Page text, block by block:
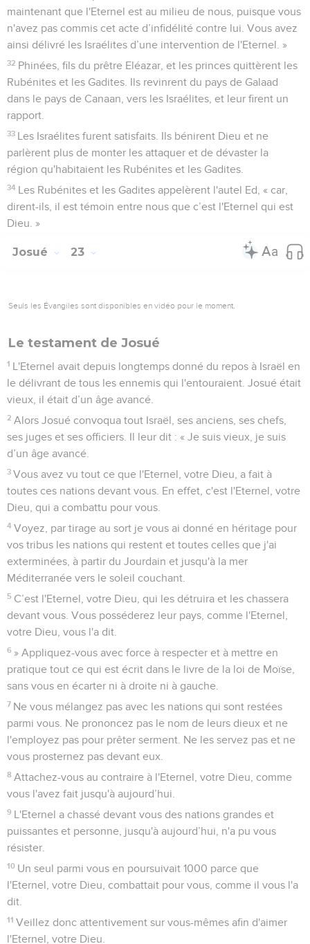
maintenant que l'Eternel est au milieu de nous, puisque vous
n'avez pas commis cet acte d’infidélité contre lui. Vous avez
ainsi délivré les Israélites d’une intervention de l'Eternel. »
32 Phinées, fils du prêtre Eléazar, et les princes quittèrent les
Rubénites et les Gadites. Ils revinrent du pays de Galaad
dans le pays de Canaan, vers les Israélites, et leur firent un
rapport.
33 Les Israélites furent satisfaits. Ils bénirent Dieu et ne
parlèrent plus de monter les attaquer et de dévaster la
région qu'habitaient les Rubénites et les Gadites.
34 Les Rubénites et les Gadites appelèrent l'autel Ed, « car,
dirent-ils, il est témoin entre nous que c’est l'Eternel qui est
Dieu. »
Josué 23
Seuls les Évangiles sont disponibles en vidéo pour le moment.
Le testament de Josué
1 L'Eternel avait depuis longtemps donné du repos à Israël en
le délivrant de tous les ennemis qui l'entouraient. Josué était
vieux, il était d’un âge avancé.
2 Alors Josué convoqua tout Israël, ses anciens, ses chefs,
ses juges et ses officiers. Il leur dit : « Je suis vieux, je suis
d’un âge avancé.
3 Vous avez vu tout ce que l'Eternel, votre Dieu, a fait à
toutes ces nations devant vous. En effet, c'est l'Eternel, votre
Dieu, qui a combattu pour vous.
4 Voyez, par tirage au sort je vous ai donné en héritage pour
vos tribus les nations qui restent et toutes celles que j'ai
exterminées, à partir du Jourdain et jusqu'à la mer
Méditerranée vers le soleil couchant.
5 C’est l'Eternel, votre Dieu, qui les détruira et les chassera
devant vous. Vous posséderez leur pays, comme l'Eternel,
votre Dieu, vous l'a dit.
6 » Appliquez-vous avec force à respecter et à mettre en
pratique tout ce qui est écrit dans le livre de la loi de Moïse,
sans vous en écarter ni à droite ni à gauche.
7 Ne vous mélangez pas avec les nations qui sont restées
parmi vous. Ne prononcez pas le nom de leurs dieux et ne
l'employez pas pour prêter serment. Ne les servez pas et ne
vous prosternez pas devant eux.
8 Attachez-vous au contraire à l'Eternel, votre Dieu, comme
vous l'avez fait jusqu'à aujourd’hui.
9 L'Eternel a chassé devant vous des nations grandes et
puissantes et personne, jusqu'à aujourd’hui, n'a pu vous
résister.
10 Un seul parmi vous en poursuivait 1000 parce que
l'Eternel, votre Dieu, combattait pour vous, comme il vous l'a
dit.
11 Veillez donc attentivement sur vous-mêmes afin d'aimer
l'Eternel, votre Dieu.